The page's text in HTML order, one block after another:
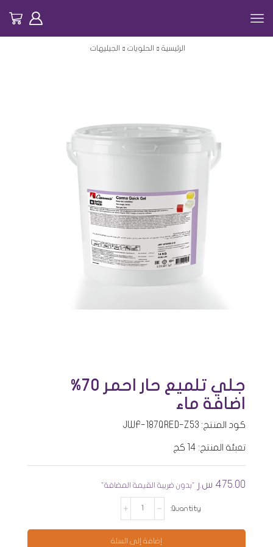
الرئيسية الحلويات الجيليهات
جلي تلميع حار احمر 70%
اضافة ماء
كود المنتج: JWF-187QRED-Z53
تعبئة المنتج: 14 كج
475.00 س.ر "بدون ضريبة القيمة المضافة"
جلي
تلميع
حار
احمر
إضافة إلى السلة